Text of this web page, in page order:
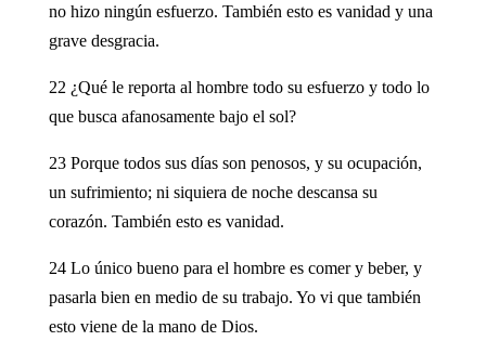
no hizo ningún esfuerzo. También esto es vanidad y una
grave desgracia.
22 ¿Qué le reporta al hombre todo su esfuerzo y todo lo
que busca afanosamente bajo el sol?
23 Porque todos sus días son penosos, y su ocupación,
un sufrimiento; ni siquiera de noche descansa su
corazón. También esto es vanidad.
24 Lo único bueno para el hombre es comer y beber, y
pasarla bien en medio de su trabajo. Yo vi que también
esto viene de la mano de Dios.